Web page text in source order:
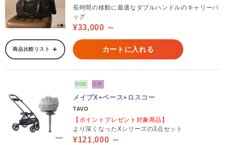
長時間の移動に最適なダブルハンドルのキャリーバ
ッグ
¥33,000 ～
商品比較リスト カートに入れる
DOG CAT
メイブX+ベース+ロスコー
TAVO
【ポイントプレゼント対象商品】
より深くなったXシリーズの3点セット
¥121,000 ～